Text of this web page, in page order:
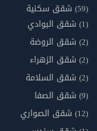
شقق سكنية (59)
شقق البوادي (1)
شقق الروضة (2)
شقق الزهراء (2)
شقق السلامة (2)
شقق الصفا (9)
شقق الصواري (12)